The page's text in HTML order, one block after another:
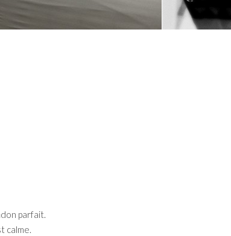
parfait.
calme.